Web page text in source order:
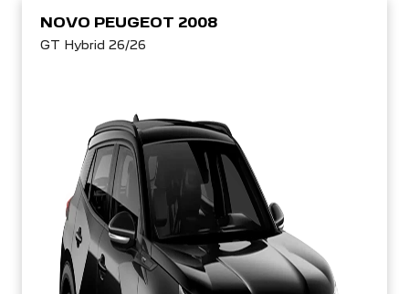
NOVO PEUGEOT 2008
GT Hybrid 26/26